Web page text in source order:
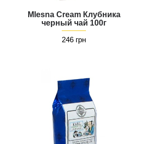
Mlesna Cream Клубника
черный чай 100г
246 грн